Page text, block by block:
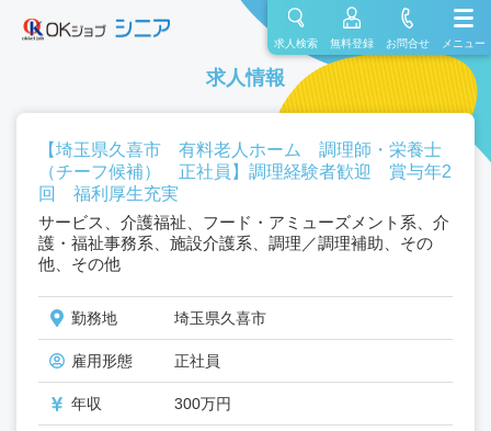
求人検索 無料登録 お問合せ メニュー
求人情報
【埼玉県久喜市 有料老人ホーム 調理師・栄養士
（チーフ候補） 正社員】調理経験者歓迎 賞与年2
回 福利厚生充実
サービス、介護福祉、フード・アミューズメント系、介
護・福祉事務系、施設介護系、調理／調理補助、その
他、その他
勤務地 埼玉県久喜市
雇用形態 正社員
年収 300万円